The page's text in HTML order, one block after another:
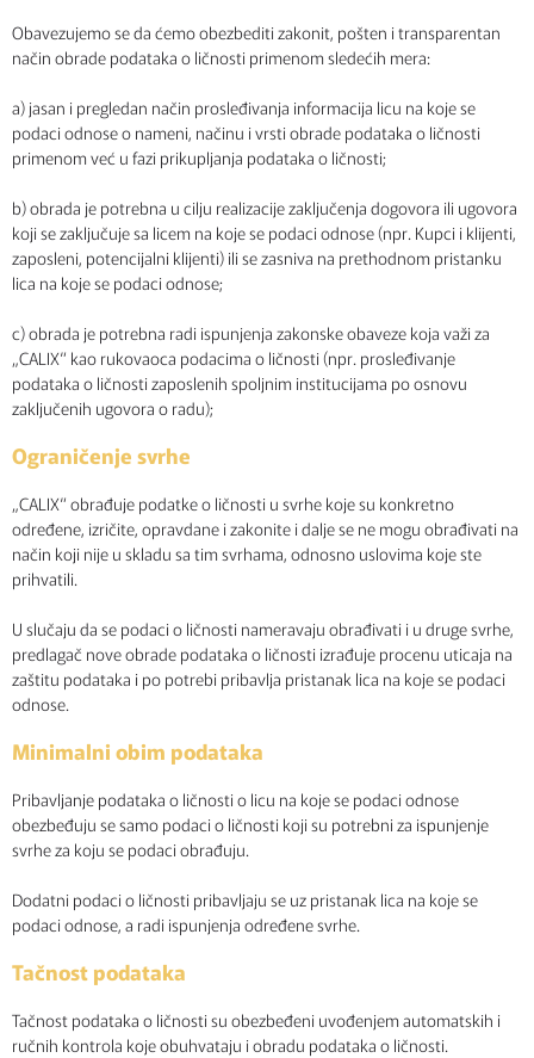
Obavezujemo se da ćemo obezbediti zakonit, pošten i transparentan
način obrade podataka o ličnosti primenom sledećih mera:
a) jasan i pregledan način prosleđivanja informacija licu na koje se
podaci odnose o nameni, načinu i vrsti obrade podataka o ličnosti
primenom već u fazi prikupljanja podataka o ličnosti;
b) obrada je potrebna u cilju realizacije zaključenja dogovora ili ugovora
koji se zaključuje sa licem na koje se podaci odnose (npr. Kupci i klijenti,
zaposleni, potencijalni klijenti) ili se zasniva na prethodnom pristanku
lica na koje se podaci odnose;
c) obrada je potrebna radi ispunjenja zakonske obaveze koja važi za
„CALIX“ kao rukovaoca podacima o ličnosti (npr. prosleđivanje
podataka o ličnosti zaposlenih spoljnim institucijama po osnovu
zaključenih ugovora o radu);
Ograničenje svrhe
„CALIX“ obrađuje podatke o ličnosti u svrhe koje su konkretno
određene, izričite, opravdane i zakonite i dalje se ne mogu obrađivati na
način koji nije u skladu sa tim svrhama, odnosno uslovima koje ste
prihvatili.
U slučaju da se podaci o ličnosti nameravaju obrađivati i u druge svrhe,
predlagač nove obrade podataka o ličnosti izrađuje procenu uticaja na
zaštitu podataka i po potrebi pribavlja pristanak lica na koje se podaci
odnose.
Minimalni obim podataka
Pribavljanje podataka o ličnosti o licu na koje se podaci odnose
obezbeđuju se samo podaci o ličnosti koji su potrebni za ispunjenje
svrhe za koju se podaci obrađuju.
Dodatni podaci o ličnosti pribavljaju se uz pristanak lica na koje se
podaci odnose, a radi ispunjenja određene svrhe.
Tačnost podataka
Tačnost podataka o ličnosti su obezbeđeni uvođenjem automatskih i
ručnih kontrola koje obuhvataju i obradu podataka o ličnosti.